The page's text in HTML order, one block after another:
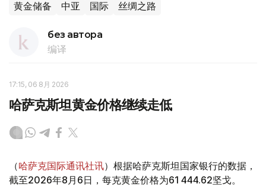
黄金储备 中亚 国际 丝绸之路
без автора
编译
17:15, 06 8月 2026
哈萨克斯坦黄金价格继续走低
（哈萨克国际通讯社讯）根据哈萨克斯坦国家银行的数据，
截至2026年8月6日，每克黄金价格为61 444.62坚戈。